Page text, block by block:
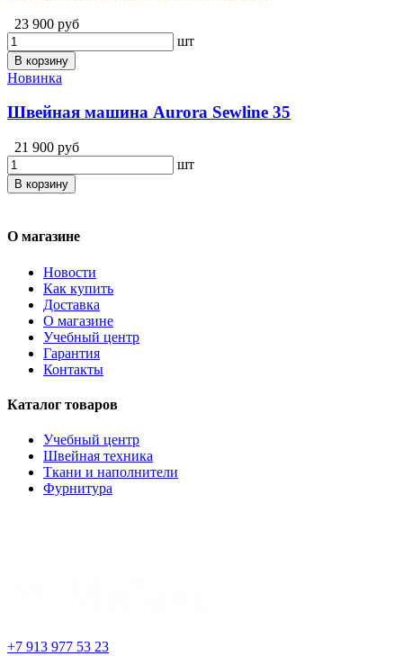
23 900 руб
шт
В корзину
Новинка
Швейная машина Aurora Sewline 35
21 900 руб
шт
В корзину
О магазине
Новости
Как купить
Доставка
О магазине
Учебный центр
Гарантия
Контакты
Каталог товаров
Учебный центр
Швейная техника
Ткани и наполнители
Фурнитура
+7 913 977 53 23